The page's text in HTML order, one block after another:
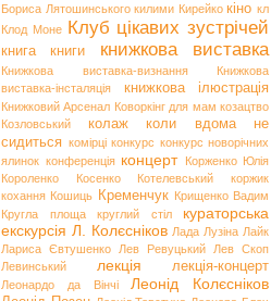
Бориса Лятошинського килими Кирейко кіно кл
Клод Моне
Клуб цікавих зустрічей
книга книги книжкова виставка
Книжкова виставка-визнання
Книжкова
виставка-інсталяція
книжкова ілюстрація
Книжковий Арсенал Коворкінг для мам козацтво
Козловський
колаж
коли вдома не
сидиться комірці конкурс конкурс новорічних
ялинок конференція концерт
Корженко Юлія
Короленко
Косенко
Котелевський коржик
кохання Кошиць Кременчук Крищенко Вадим
Кругла площа
круглий стіл
кураторська
екскурсія Л. Колєсніков Лада Лузіна Лайк
Лариса Євтушенко
Лев Ревуцький
Лев Скоп
Левинський
лекція лекція-концерт
Леонардо да Вінчі Леонід Колєсніков